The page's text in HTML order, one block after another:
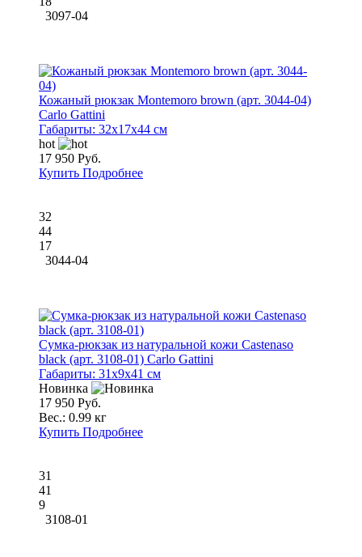
3097-04
Кожаный рюкзак Montemoro brown (арт. 3044-04)
Carlo Gattini
Габариты: 32x17x44 см
hot
17 950 Руб.
Купить Подробнее
32
44
17
3044-04
Сумка-рюкзак из натуральной кожи Castenaso
black (арт. 3108-01) Carlo Gattini
Габариты: 31x9x41 см
Новинка
17 950 Руб.
Вес.: 0.99 кг
Купить Подробнее
31
41
9
3108-01